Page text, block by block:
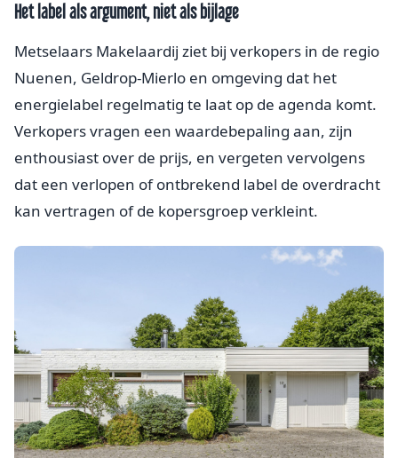
Het label als argument, niet als bijlage
Metselaars Makelaardij ziet bij verkopers in de regio
Nuenen, Geldrop-Mierlo en omgeving dat het
energielabel regelmatig te laat op de agenda komt.
Verkopers vragen een waardebepaling aan, zijn
enthousiast over de prijs, en vergeten vervolgens
dat een verlopen of ontbrekend label de overdracht
kan vertragen of de kopersgroep verkleint.